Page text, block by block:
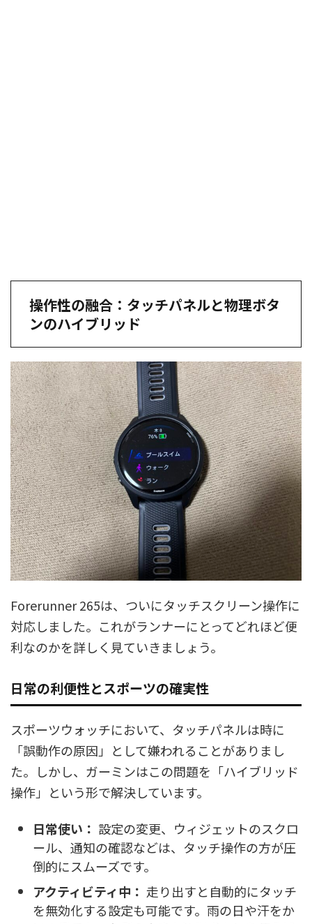
操作性の融合：タッチパネルと物理ボタ
ンのハイブリッド
Forerunner 265は、ついにタッチスクリーン操作に
対応しました。これがランナーにとってどれほど便
利なのかを詳しく見ていきましょう。
日常の利便性とスポーツの確実性
スポーツウォッチにおいて、タッチパネルは時に
「誤動作の原因」として嫌われることがありまし
た。しかし、ガーミンはこの問題を「ハイブリッド
操作」という形で解決しています。
日常使い： 設定の変更、ウィジェットのスクロ
ール、通知の確認などは、タッチ操作の方が圧
倒的にスムーズです。
アクティビティ中： 走り出すと自動的にタッチ
を無効化する設定も可能です。雨の日や汗をか